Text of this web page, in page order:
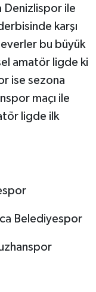
Denizlispor ile
karşı
bu büyük
amatör ligde ki
ise sezona
maçı ile
ligde ilk
Belediyespor